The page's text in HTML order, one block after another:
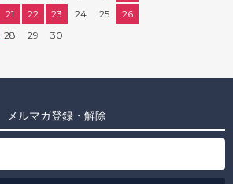
21 22 23 24 25
26
28 29 30
メルマガ登録・解除